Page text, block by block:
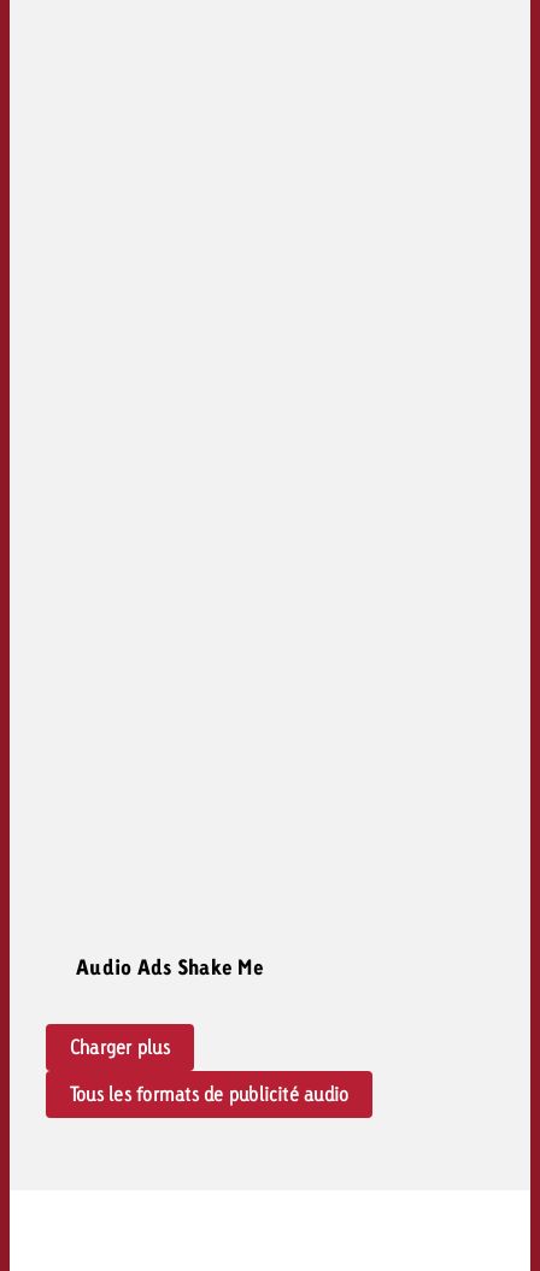
Audio Ads Shake Me
Charger plus
Tous les formats de publicité audio